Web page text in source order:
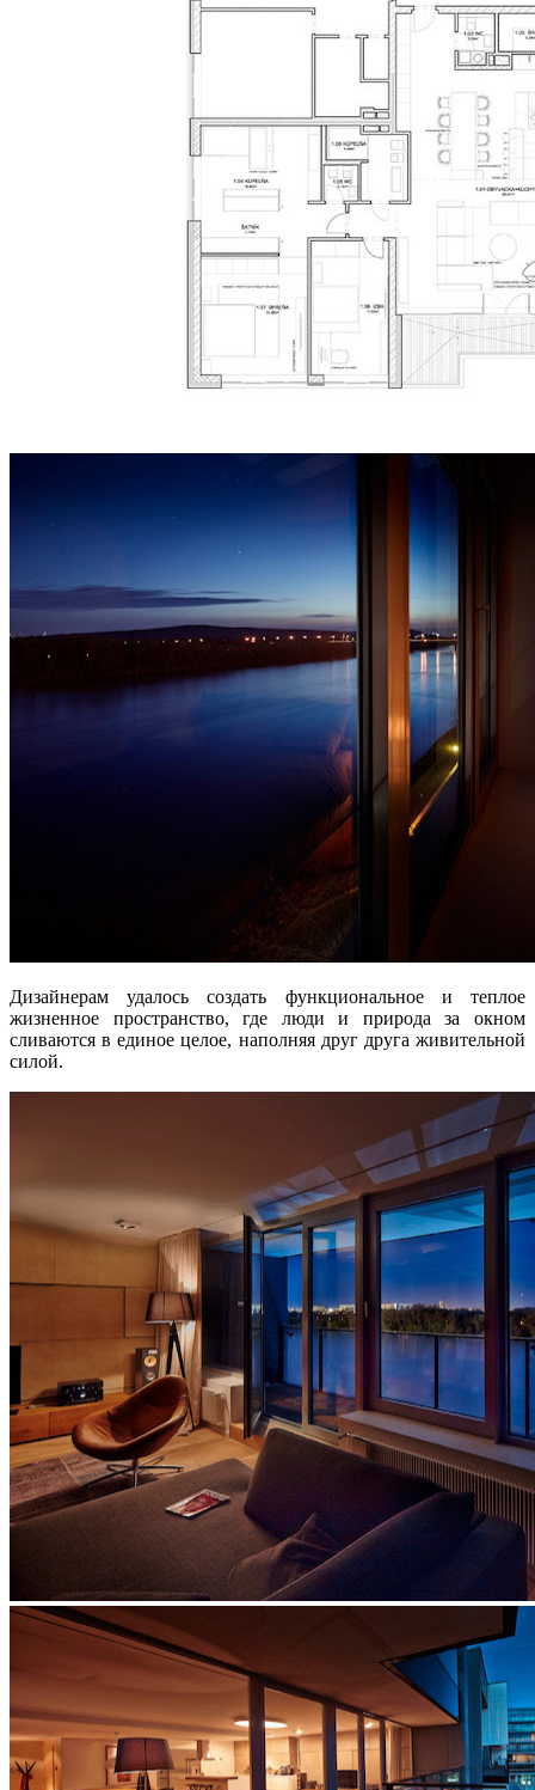
Дизайнерам удалось создать функциональное и теплое
жизненное пространство, где люди и природа за окном
сливаются в единое целое, наполняя друг друга живительной
силой.